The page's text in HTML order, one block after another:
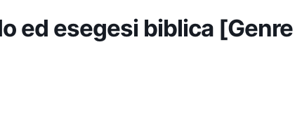
ed esegesi biblica [Genre